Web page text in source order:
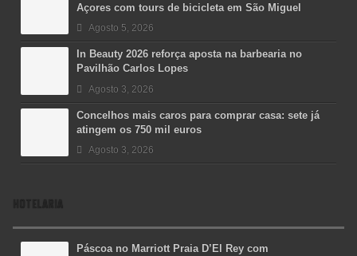
Açores com tours de bicicleta em São Miguel
Agosto 5, 2026
In Beauty 2026 reforça aposta na barbearia no
Pavilhão Carlos Lopes
Agosto 3, 2026
Concelhos mais caros para comprar casa: sete já
atingem os 750 mil euros
Agosto 3, 2026
HOTELARIA
Páscoa no Marriott Praia D’El Rey com